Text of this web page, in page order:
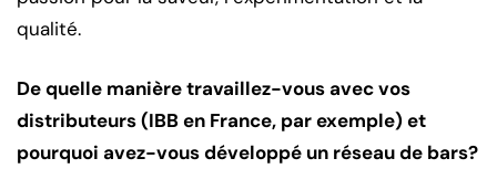
qualité.
De quelle manière travaillez-vous avec vos
distributeurs (IBB en France, par exemple) et
pourquoi avez-vous développé un réseau de bars?